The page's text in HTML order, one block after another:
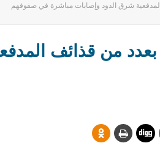
شرق الدود وإصابات مباشرة في صفوفهم
من قذائف